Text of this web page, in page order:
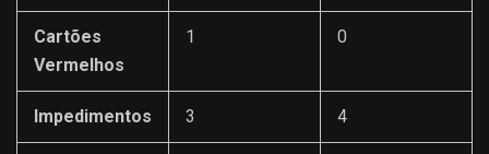
Cartões
Vermelhos
1 0
Impedimentos 3 4